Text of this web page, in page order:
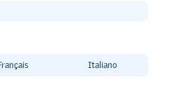
Italiano